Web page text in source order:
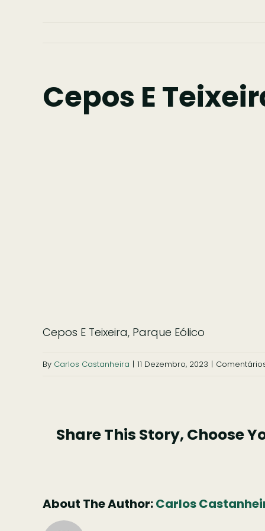
Cepos E
Cepos E Teixeira, Parque Eólico
By Carlos Castanheira | 11 Dezembro, 2023 |
Share This Story, Choose
About The Author:Carlos